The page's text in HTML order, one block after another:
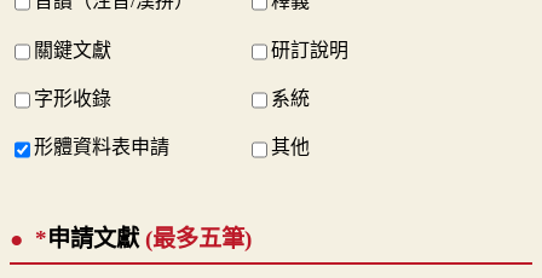
關鍵文獻 研訂說明
字形收錄 系統
形體資料表申請 其他
*申請文獻 (最多五筆)